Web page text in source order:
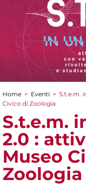
Tu sei qui
Home > Eventi > S.t.e.m.
Civico di Zoologia
S.t.e.m.
2.0 :
Museo
Zoologia